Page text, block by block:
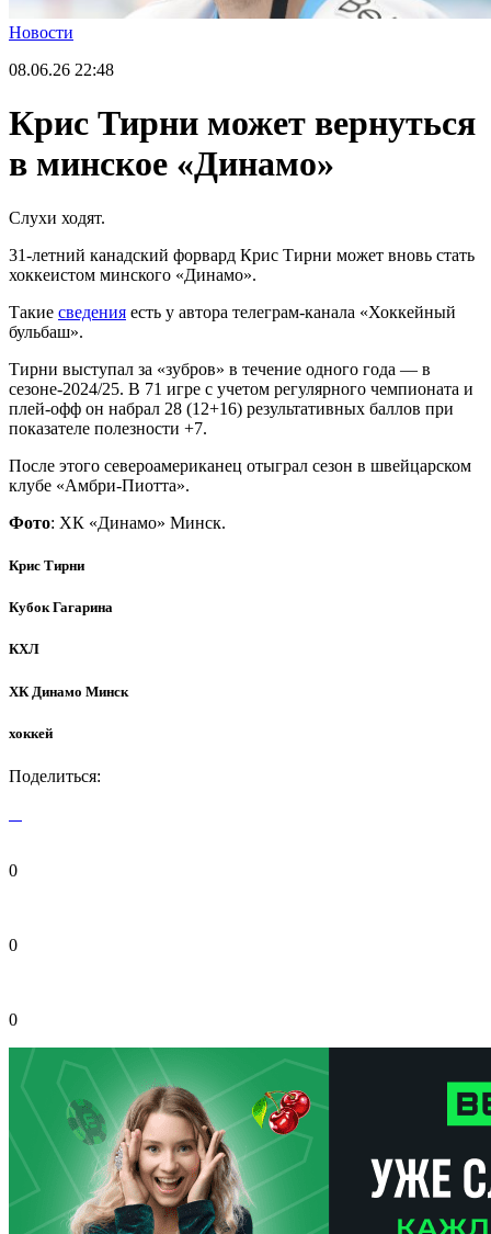
Новости
08.06.26 22:48
Крис Тирни может вернуться
в минское «Динамо»
Слухи ходят.
31-летний канадский форвард Крис Тирни может вновь стать
хоккеистом минского «Динамо».
Такие сведения есть у автора телеграм-канала «Хоккейный
бульбаш».
Тирни выступал за «зубров» в течение одного года — в
сезоне-2024/25. В 71 игре с учетом регулярного чемпионата и
плей-офф он набрал 28 (12+16) результативных баллов при
показателе полезности +7.
После этого североамериканец отыграл сезон в швейцарском
клубе «Амбри-Пиотта».
Фото: ХК «Динамо» Минск.
Крис Тирни
Кубок Гагарина
КХЛ
ХК Динамо Минск
хоккей
Поделиться:
0
0
0